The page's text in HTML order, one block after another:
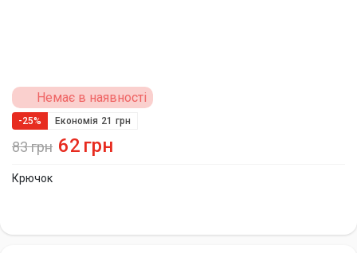
Крючок
Немає в наявності
83грн
-25% Економія 21 грн
62 грн